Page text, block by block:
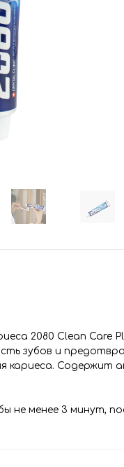
2080 Clean Care
зубов и
кариеса. Содержит
не менее 3 минут,